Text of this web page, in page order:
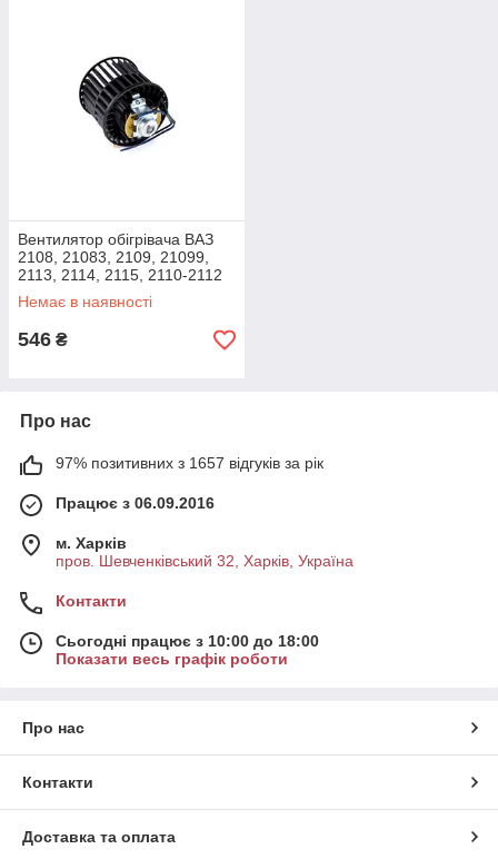
Вентилятор обігрівача ВАЗ
2108, 21083, 2109, 21099,
2113, 2114, 2115, 2110-2112
(до 2003г.) (пічки) AURORA
Немає в наявності
546 ₴
Про нас
97% позитивних з 1657 відгуків за рік
Працює з 06.09.2016
м. Харків
пров. Шевченківський 32, Харків, Україна
Контакти
Сьогодні працює з 10:00 до 18:00
Показати весь графік роботи
Про нас
Контакти
Доставка та оплата